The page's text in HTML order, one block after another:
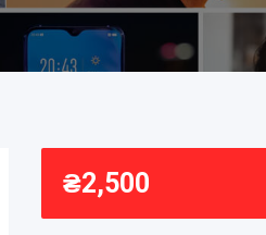
₴2,500